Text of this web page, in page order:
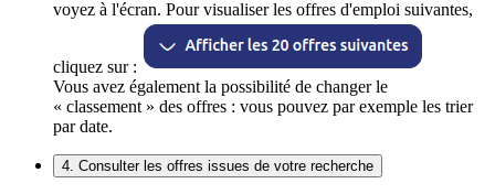
voyez à l'écran. Pour visualiser les offres d'emploi suivantes,
cliquez sur :
Vous avez également la possibilité de changer le
« classement » des offres : vous pouvez par exemple les trier
par date.
4. Consulter les offres issues de votre recherche